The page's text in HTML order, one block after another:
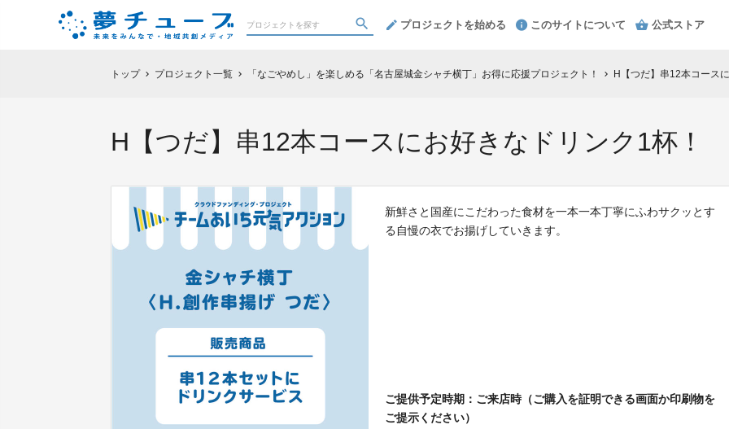
プロジェクトを始める このサイトについて 公式ストア
トップ chevron_right プロジェクト一覧 chevron_right 「なごやめし」を楽しめる「名古屋城金シャチ横丁」お得に応援プロジェクト！ chevron_right H【つだ】串12本コース
H【つだ】串12本コースにお好きなドリンク1杯！
新鮮さと国産にこだわった食材を一本一本丁寧にふわサクッとす
る自慢の衣でお揚げしていきます。
ご提供予定時期：ご来店時（ご購入を証明できる画面か印刷物を
ご提示ください）